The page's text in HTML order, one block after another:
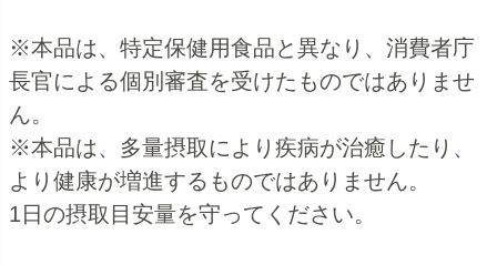
※本品は、特定保健用食品と異なり、消費者庁
長官による個別審査を受けたものではありませ
ん。
※本品は、多量摂取により疾病が治癒したり、
より健康が増進するものではありません。
1日の摂取目安量を守ってください。